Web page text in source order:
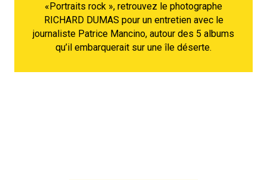
«Portraits rock », retrouvez le photographe
RICHARD DUMAS pour un entretien avec le
journaliste Patrice Mancino, autour des 5 albums
qu’il embarquerait sur une île déserte.